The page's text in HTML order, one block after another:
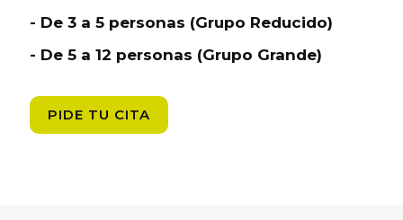
- De 3 a 5 personas (Grupo Reducido)
- De 5 a 12 personas (Grupo Grande)
PIDE TU CITA